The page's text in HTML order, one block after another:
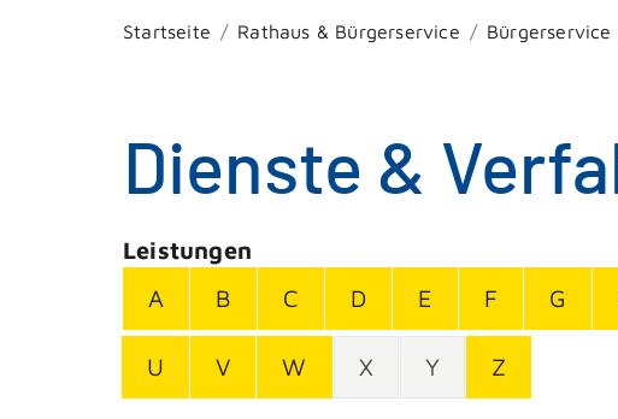
Startseite Rathaus & Bürgerservice Bürgerservice
Dienste &
Leistungen
A
B C D E F G
U V W X Y Z